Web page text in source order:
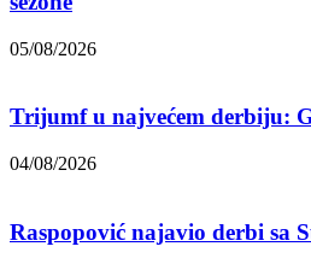
05/08/2026
Trijumf u najvećem derbiju:
04/08/2026
Raspopović najavio derbi sa